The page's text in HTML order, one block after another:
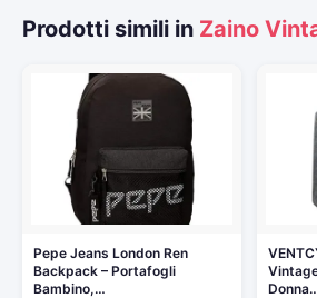
Prodotti simili in Zaino
Pepe Jeans London Ren
Backpack – Portafogli
Bambino,…